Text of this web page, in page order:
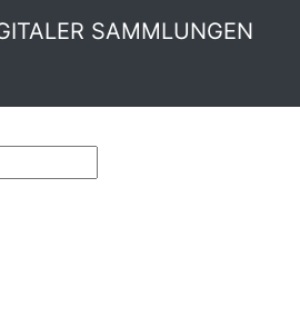
SAMMLUNGEN